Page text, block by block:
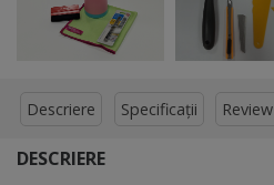
Descriere Specificații Review
DESCRIERE